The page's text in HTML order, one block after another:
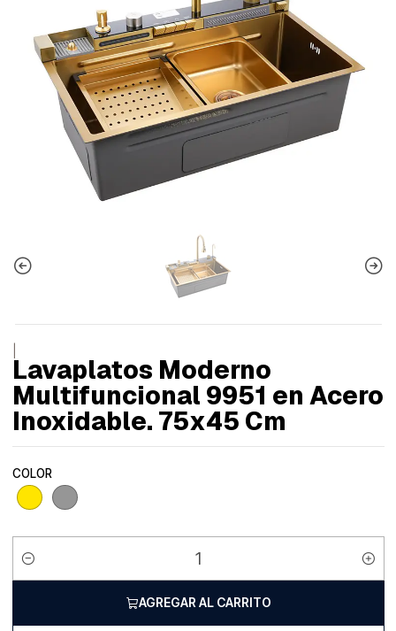
Lavaplatos Moderno
Multifuncional 9951 en Acero
Inoxidable. 75x45 Cm
COLOR
Cantidad
AGREGAR AL CARRITO